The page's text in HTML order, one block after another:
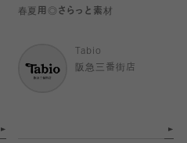
春夏用◎さらっと素材
Tabio
阪急三番街店